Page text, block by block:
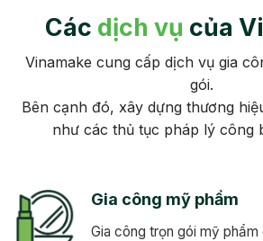
Các dịch vụ của
Vinamake cung cấp dịch vụ gia
gói.
Bên cạnh đó, xây dựng thương
như các thủ tục pháp lý công
Gia công mỹ phẩm
Gia công trọn gói mỹ